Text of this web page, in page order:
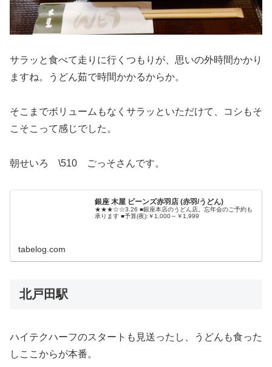
サラッと食べて走りに行くつもりが、思いの外時間かかり
ますね。うどん茹で時間かかるからか。
そこまでボリュームもなくサラッといただけて、コシもそ
こそこって感じでした。
朝せいろ \510 ごっそさんです。
銀座 木屋 ビーンズ赤羽店 (赤羽/うどん)
★★★☆☆3.26 ■銀座本店のうどん店。忘年会のご予約も
承ります ■予算(夜):￥1,000～￥1,999
tabelog.com
北戸田駅
ハイテクハーフのスタートも見送ったし、うどんも食った
しここからが本番。